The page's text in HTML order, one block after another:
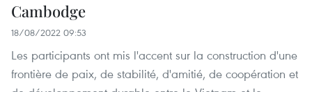
Cambodge
18/08/2022 09:53
Les participants ont mis l'accent sur la construction d'une
frontière de paix, de stabilité, d'amitié, de coopération et